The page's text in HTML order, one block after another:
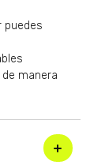
puedes
manera